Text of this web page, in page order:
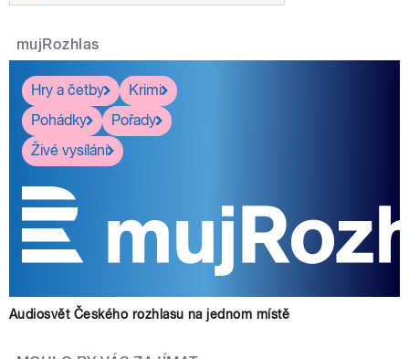
mujRozhlas
Hry a četby
Krimi
Pohádky
Pořady
Živé vysílání
Audiosvět Českého rozhlasu na jednom místě